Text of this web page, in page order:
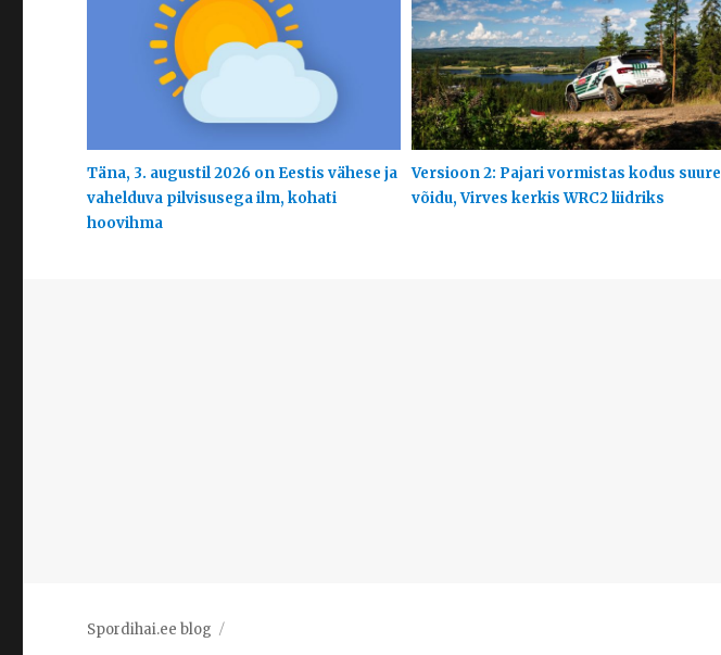
Täna, 3. augustil 2026 on Eestis vähese ja
vahelduva pilvisusega ilm, kohati
hoovihma
Versioon 2: Pajari vormistas kodus suure
võidu, Virves kerkis WRC2 liidriks
Spordihai.ee blog